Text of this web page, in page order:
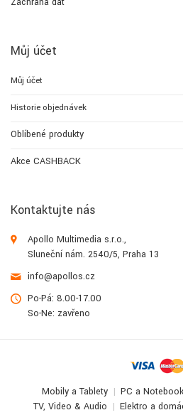
Můj účet
Můj účet
Historie objednávek
Oblíbené produkty
Akce CASHBACK
Kontaktujte nás
Apollo Multimedia s.r.o.,
Sluneční nám. 2540/5, Praha 13
info@apollos.cz
Po-Pá: 8.00-17.00
So-Ne: zavřeno
Mobily a Tablety PC a
TV, Video & Audio
Elektro a